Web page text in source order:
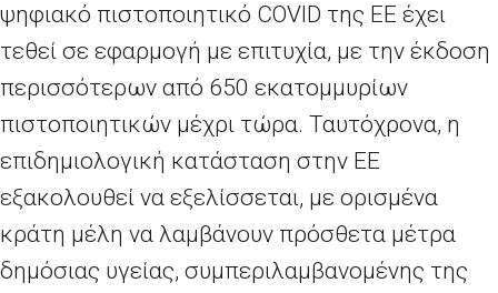
ψηφιακό πιστοποιητικό COVID της ΕΕ έχει
τεθεί σε εφαρμογή με επιτυχία, με την έκδοση
περισσότερων από 650 εκατομμυρίων
πιστοποιητικών μέχρι τώρα. Ταυτόχρονα, η
επιδημιολογική κατάσταση στην ΕΕ
εξακολουθεί να εξελίσσεται, με ορισμένα
κράτη μέλη να λαμβάνουν πρόσθετα μέτρα
δημόσιας υγείας, συμπεριλαμβανομένης της